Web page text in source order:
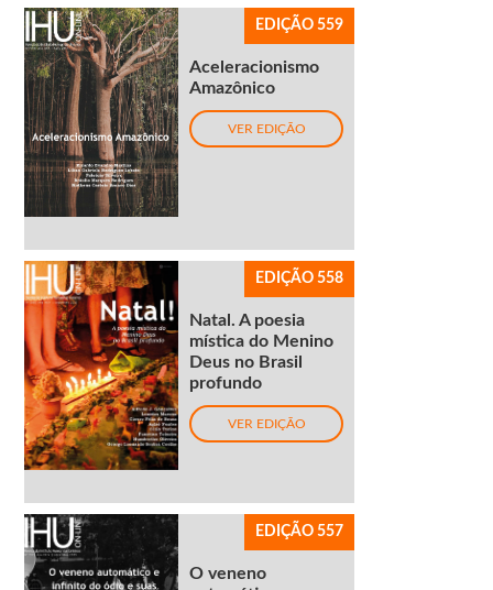
EDIÇÃO 559
Aceleracionismo
Amazônico
VER EDIÇÃO
EDIÇÃO 558
Natal. A poesia
mística do Menino
Deus no Brasil
profundo
VER EDIÇÃO
EDIÇÃO 557
O veneno